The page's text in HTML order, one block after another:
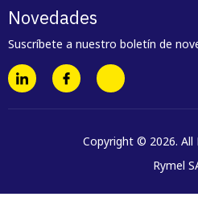
Novedades
Suscríbete a nuestro boletín de
Copyright © 2026. All
Rymel